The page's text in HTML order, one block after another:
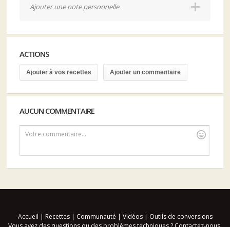
Ajouter une note personnelle
ACTIONS
Ajouter à vos recettes Ajouter un commentaire
AUCUN COMMENTAIRE
Votre commentaire...
Accueil | Recettes| Communauté | Vidéos| Outils de conversions